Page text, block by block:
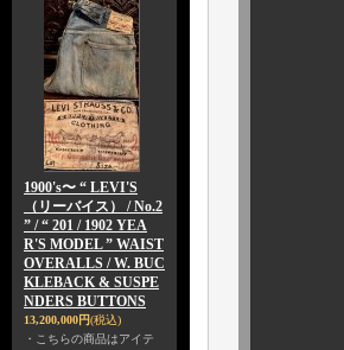
1900's〜 “ LEVI'S
（リーバイス） / No.2
” / “ 201 / 1902 YEA
R'S MODEL ” WAIST
OVERALLS / W. BUC
KLEBACK & SUSPE
NDERS BUTTONS
13,200,000円(税込)
・こちらの商品はアイテ
これま